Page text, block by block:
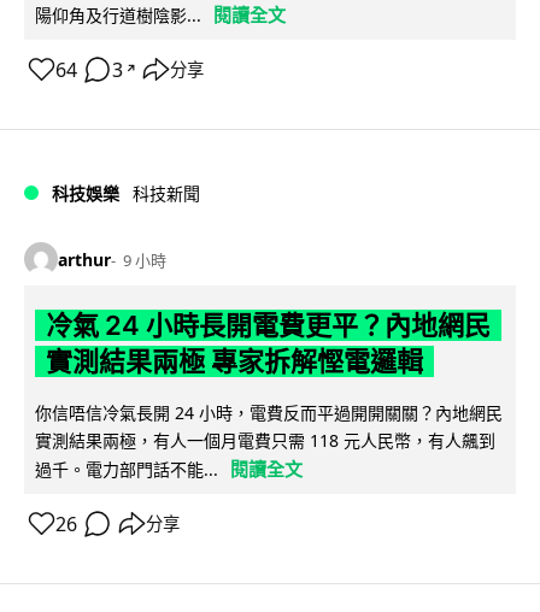
陽仰角及行道樹陰影...
閱讀全文
64 3 ↗ 分享
科技娛樂 科技新聞
arthur 9 小時
冷氣 24 小時長開電費更平？內地網民
實測結果兩極 專家拆解慳電邏輯
你信唔信冷氣長開 24 小時，電費反而平過開開關關？內地網民
實測結果兩極，有人一個月電費只需 118 元人民幣，有人飆到
過千。電力部門話不能...
閱讀全文
26 分享